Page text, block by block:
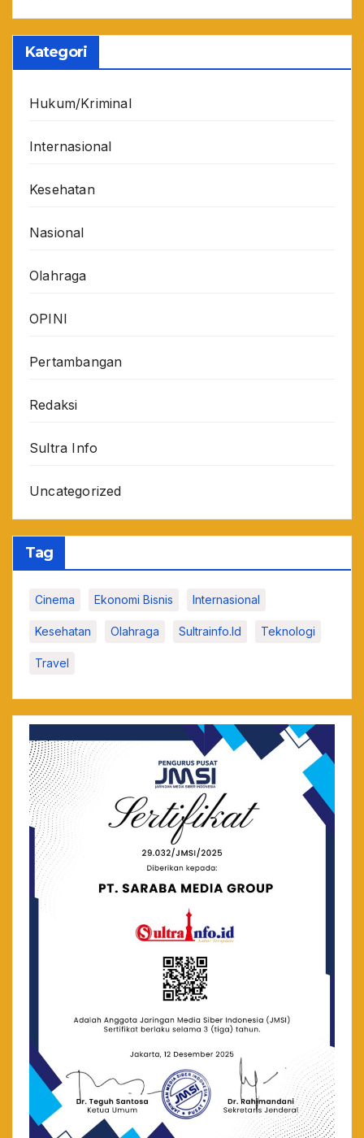
Kategori
Hukum/Kriminal
Internasional
Kesehatan
Nasional
Olahraga
OPINI
Pertambangan
Redaksi
Sultra Info
Uncategorized
Tag
Cinema Ekonomi Bisnis Internasional
Kesehatan Olahraga Sultrainfo.id Teknologi
Travel